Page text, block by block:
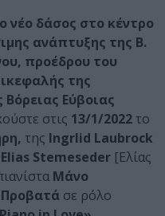
νέο δάσος στο κέντρο
ανάπτυξης της Β.
προέδρου του
της
Εύβοιας
στις 13/1/2022 το
της Ingrlid Laubrock
Elias Stemeseder [Ελίας
Μάνο
σε ρόλο